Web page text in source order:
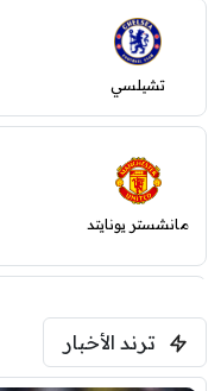
تشيلسي
مانشستر يونايتد
فرينتسفاروشي
ترند الأخبار